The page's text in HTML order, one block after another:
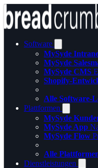
Software
MySyde
MySyde
MySyde CMS
Shopify-
Alle Software-
Plattformen
MySyde
MySyde App
MySyde Flow
Alle
Dienstleistungen